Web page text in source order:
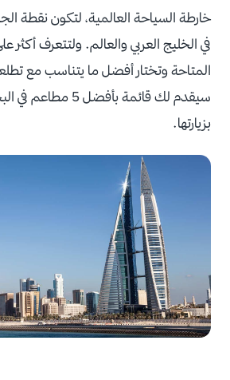
خارطة السياحة العالمية، لتكون نقطة
في الخليج العربي والعالم. ولتتعرف أكثر
المتاحة وتختار أفضل ما يتناسب مع
سيقدم لك قائمة بأفضل
بزيارتها.